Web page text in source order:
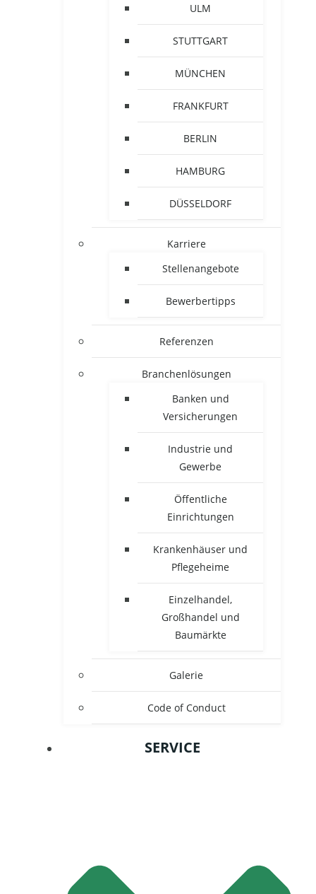
ULM
STUTTGART
MÜNCHEN
FRANKFURT
BERLIN
HAMBURG
DÜSSELDORF
Karriere
Stellenangebote
Bewerbertipps
Referenzen
Branchenlösungen
Banken und
Versicherungen
Industrie und
Gewerbe
Öffentliche
Einrichtungen
Krankenhäuser und
Pflegeheime
Einzelhandel,
Großhandel und
Baumärkte
Galerie
Code of Conduct
SERVICE